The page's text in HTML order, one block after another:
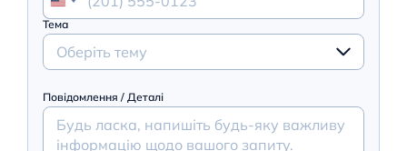
Тема
Оберіть тему
Повідомлення / Деталі